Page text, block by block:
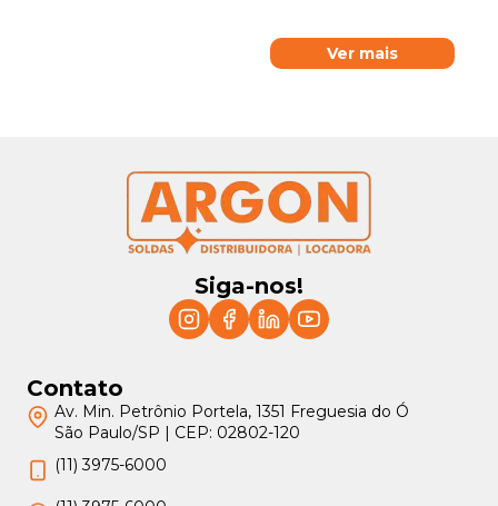
Ver mais
Siga-nos!
Contato
Av. Min. Petrônio Portela, 1351 Freguesia do Ó
São Paulo/SP | CEP: 02802-120
(11) 3975-6000